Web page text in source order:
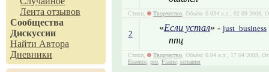
Лента отзывов
Сообщества
Дискуссии
Найти Автора
Дневники
Стихи, Творчество , Объём: 0.034 а.л., 02 09 2008,
2
«Если устал» - just_business
ппц
Стихи, Творчество , Объём: 0.04 а.л., 17 04 2008,
Essence pro Flame screamer